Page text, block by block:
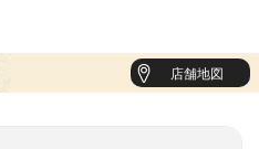
店舗地図